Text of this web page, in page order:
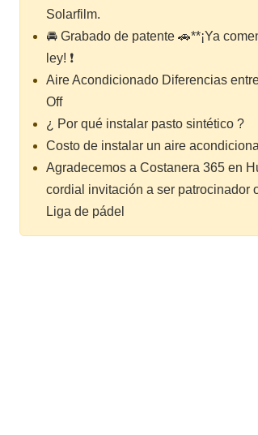
Solarfilm.
🚘 Grabado de patente 🚗**¡Ya
ley! ❗
Aire Acondicionado Diferencias
Off
¿ Por qué instalar pasto sintético ?
Costo de instalar un aire
Agradecemos a Costanera 365 en
cordial invitación a ser patrocinador
Liga de pádel